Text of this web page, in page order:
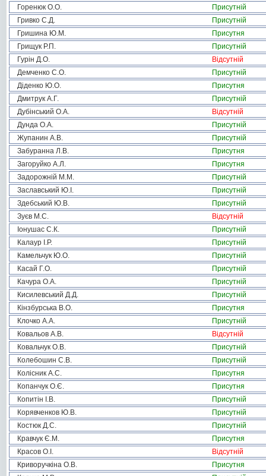
Горенюк О.О.
Присутній
Гривко С.Д.
Присутній
Гришина Ю.М.
Присутня
Грищук Р.П.
Присутній
Гурін Д.О.
Відсутній
Демченко С.О.
Присутній
Діденко Ю.О.
Присутня
Дмитрук А.Г.
Присутній
Дубінський О.А.
Відсутній
Дунда О.А.
Присутній
Жупанин А.В.
Присутній
Забуранна Л.В.
Присутня
Загоруйко А.Л.
Присутня
Задорожній М.М.
Присутній
Заславський Ю.І.
Присутній
Здебський Ю.В.
Присутній
Зуєв М.С.
Відсутній
Іонушас С.К.
Присутній
Калаур І.Р.
Присутній
Камельчук Ю.О.
Присутній
Касай Г.О.
Присутній
Качура О.А.
Присутній
Кисилевський Д.Д.
Присутній
Кінзбурська В.О.
Присутня
Клочко А.А.
Присутній
Ковальов А.В.
Відсутній
Ковальчук О.В.
Присутній
Колебошин С.В.
Присутній
Колісник А.С.
Присутня
Копанчук О.Є.
Присутня
Копитін І.В.
Присутній
Корявченков Ю.В.
Присутній
Костюк Д.С.
Присутній
Кравчук Є.М.
Присутня
Красов О.І.
Відсутній
Криворучкіна О.В.
Присутня